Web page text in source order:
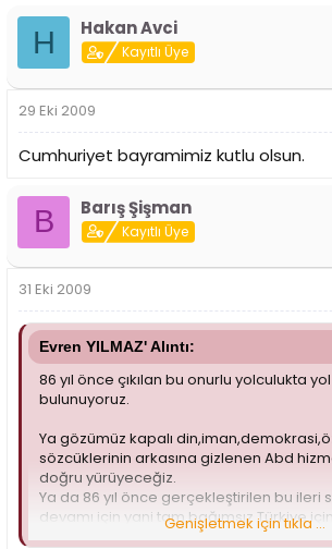
H Hakan Avci
Kayıtlı Üye
29 Eki 2009
Cumhuriyet bayramimiz kutlu olsun.
B Barış Şişman
Kayıtlı Üye
31 Eki 2009
Evren YILMAZ' Alıntı:
86 yıl önce çıkılan bu onurlu yolculukta
bulunuyoruz.
Ya gözümüz kapalı
sözcüklerinin arkasına gizlenen Abd
doğru yürüyeceğiz.
Ya da 86 yıl önce gerçekleştirilen bu ileri
devamı için yani tam bağımsız Türkiye
edeceğiz.
Genişletmek için tıkla ...